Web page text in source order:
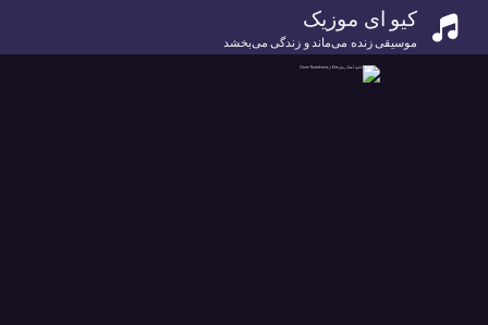
کیو ای موزیک
موسیقی زنده می‌ماند و زندگی می‌بخشد